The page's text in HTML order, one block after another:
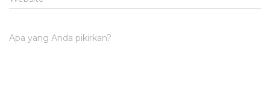
Apa yang Anda pikirkan?